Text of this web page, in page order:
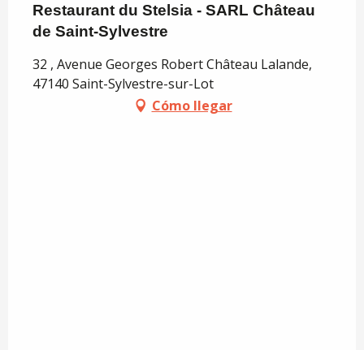
Restaurant du Stelsia - SARL Château
de Saint-Sylvestre
32 , Avenue Georges Robert Château Lalande,
47140 Saint-Sylvestre-sur-Lot
Cómo llegar